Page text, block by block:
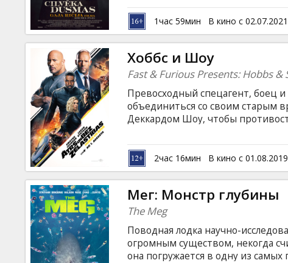
необходимому минимуму
отправляется на первое
вооруженные налётчики, но Эйч
бандой. Фильм на английском
языках.
1час 59мин В кино с 02.07.2021
Хоббс и Шоу
Fast & Furious Presents: Hobbs &
Превосходный спецагент, боец
объединиться со своим старым
Деккардом Шоу, чтобы
2час 16мин В кино с 01.08.2019
Мег: Монстр глубины
The Meg
Поводная лодка научно-
огромным существом, некогда
она погружается в одну из